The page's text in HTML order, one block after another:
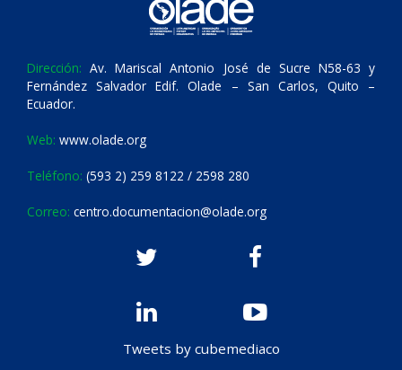
Dirección: Av. Mariscal Antonio José de Sucre N58-63 y
Fernández Salvador Edif. Olade – San Carlos, Quito –
Ecuador.
Web: www.olade.org
Teléfono: (593 2) 259 8122 / 2598 280
Correo: centro.documentacion@olade.org
Tweets by cubemediaco